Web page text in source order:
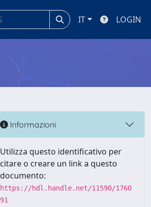
IT LOGIN
Informazioni
Utilizza questo identificativo per
citare o creare un link a questo
documento:
https://hdl.handle.net/11590/1760
91